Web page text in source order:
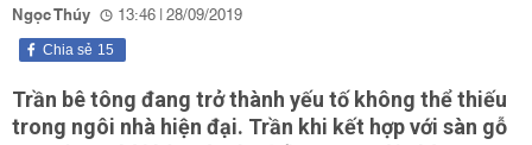
Ngọc Thúy 13:46 | 28/09/2019
15
Chia sẻ
Trần bê tông đang trở thành yếu tố không thể thiếu
trong ngôi nhà hiện đại. Trần khi kết hợp với sàn gỗ